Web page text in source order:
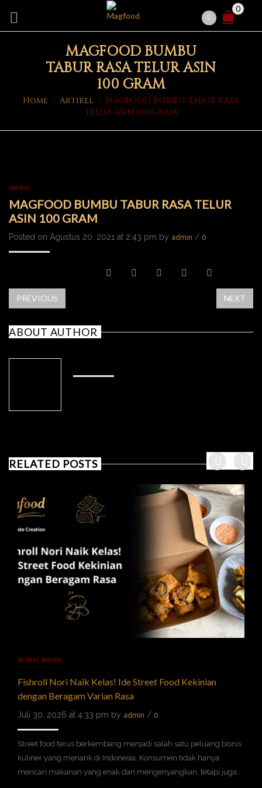
0
MAGFOOD BUMBU
TABUR RASA TELUR ASIN
100 GRAM
Home / Artikel / MAGFOOD BUMBU TABUR RASA
TELUR ASIN 100 GRAM
Artikel
MAGFOOD BUMBU TABUR RASA TELUR
ASIN 100 GRAM
Posted on Agustus 20, 2021 at 2:43 pm by admin / 0
PREVIOUS NEXT
ABOUT AUTHOR
RELATED POSTS
Artikel Resep
Fishroll Nori Naik Kelas! Ide Street Food Kekinian
dengan Beragam Varian Rasa
Juli 30, 2026 at 4:33 pm by admin / 0
Street food terus berkembang menjadi salah satu peluang bisnis
kuliner yang menarik di Indonesia. Konsumen tidak hanya
mencari makanan yang enak dan mengenyangkan, tetapi juga…